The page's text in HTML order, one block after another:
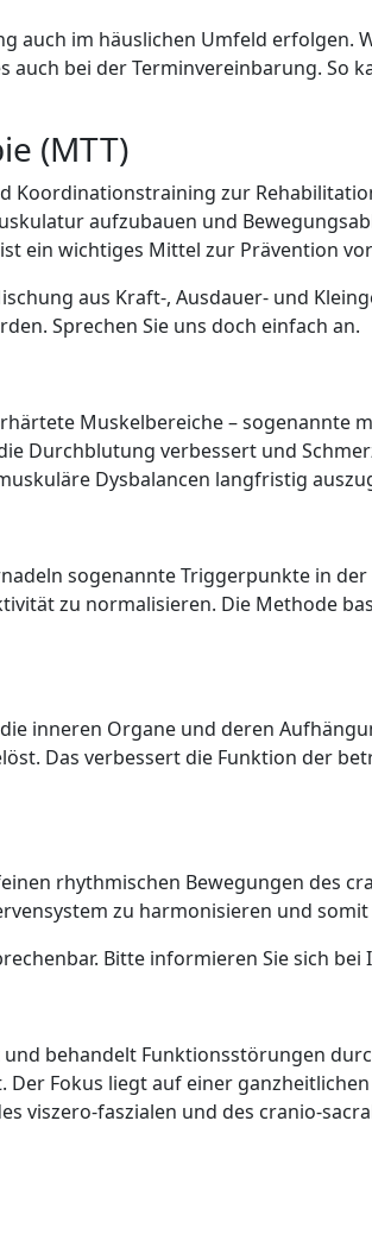
auch im häuslichen Umfeld erfolgen.
bei der Terminvereinbarung. So
(MTT)
Koordinationstraining zur
aufzubauen und
ein wichtiges Mittel zur Prävention
aus Kraft-, Ausdauer- und
Sprechen Sie uns doch einfach an.
Muskelbereiche – sogenannte
Durchblutung verbessert und
Dysbalancen langfristig
sogenannte Triggerpunkte in
zu normalisieren. Die Methode
inneren Organe und deren
Das verbessert die Funktion der
rhythmischen Bewegungen des
zu harmonisieren und
Bitte informieren Sie sich bei
behandelt Funktionsstörungen
Fokus liegt auf einer
viszero-faszialen und des cranio-